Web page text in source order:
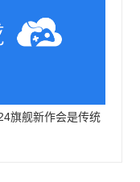
旗舰新作会是传统